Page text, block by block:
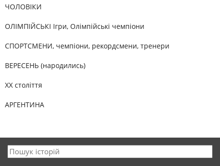
ЧОЛОВІКИ
ОЛІМПІЙСЬКІ Ігри, Олімпійські чемпіони
СПОРТСМЕНИ, чемпіони, рекордсмени, тренери
ВЕРЕСЕНЬ (народились)
XX століття
АРГЕНТИНА